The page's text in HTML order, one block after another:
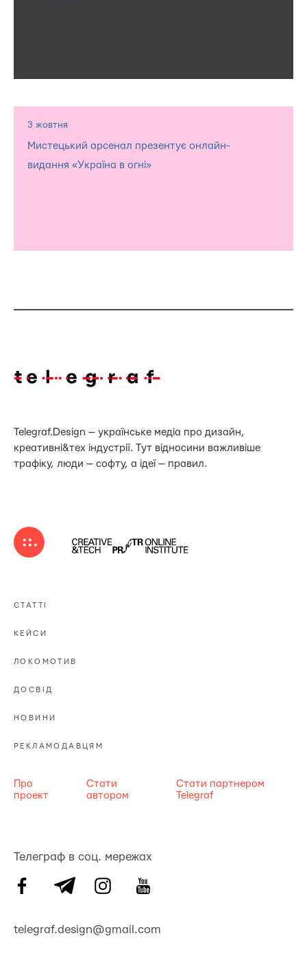
3 жовтня
Мистецький арсенал презентує онлайн-
видання «Україна в огні»
Telegraf.Design — українське медіа про дизайн,
креативні&тех індустрії. Тут відносини важливіше
трафіку, люди — софту, а ідеї — правил.
СТАТТІ
КЕЙСИ
ЛОКОМОТИВ
ДОСВІД
НОВИНИ
РЕКЛАМОДАВЦЯМ
Про
проект
Стати
автором
Стати партнером
Telegraf
Телеграф в соц. мережах
telegraf.design@gmail.com